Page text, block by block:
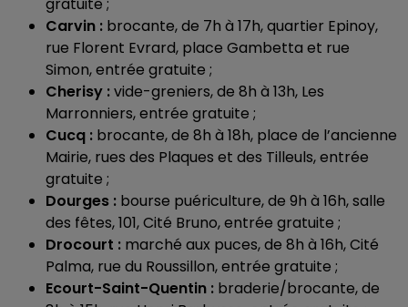
Carvin : brocante, de 7h à 17h, quartier Epinoy,
rue Florent Evrard, place Gambetta et rue
Simon,entrée gratuite ;
Cherisy :vide-greniers, de 8h à 13h, Les
Marronniers, entrée gratuite ;
Cucq : brocante, de 8h à 18h, place de l’ancienne
Mairie, rues des Plaques et des Tilleuls, entrée
gratuite ;
Dourges : bourse puériculture, de 9h à 16h, salle
des fêtes, 101, Cité Bruno, entrée gratuite ;
Drocourt : marché aux puces, de 8h à 16h, Cité
Palma, rue du Roussillon, entrée gratuite ;
Ecourt-Saint-Quentin : braderie/brocante, de